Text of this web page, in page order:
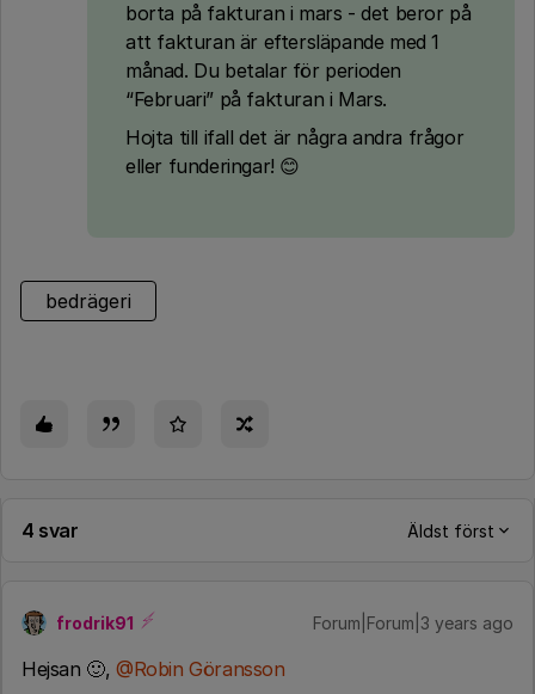
borta på fakturan i mars - det beror på
att fakturan är eftersläpande med 1
månad. Du betalar för perioden
“Februari” på fakturan i Mars.
Hojta till ifall det är några andra frågor
eller funderingar! 😊
bedrägeri
4 svar Äldst först
frodrik91 Forum|Forum|3 years ago
Hejsan 🙂, @Robin Göransson